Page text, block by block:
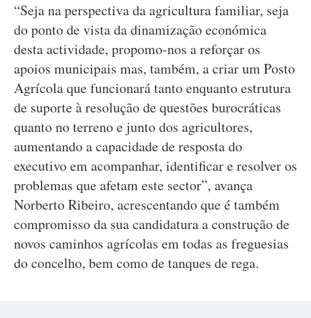
“Seja na perspectiva da agricultura familiar, seja
do ponto de vista da dinamização económica
desta actividade, propomo-nos a reforçar os
apoios municipais mas, também, a criar um Posto
Agrícola que funcionará tanto enquanto estrutura
de suporte à resolução de questões burocráticas
quanto no terreno e junto dos agricultores,
aumentando a capacidade de resposta do
executivo em acompanhar, identificar e resolver os
problemas que afetam este sector”, avança
Norberto Ribeiro, acrescentando que é também
compromisso da sua candidatura a construção de
novos caminhos agrícolas em todas as freguesias
do concelho, bem como de tanques de rega.